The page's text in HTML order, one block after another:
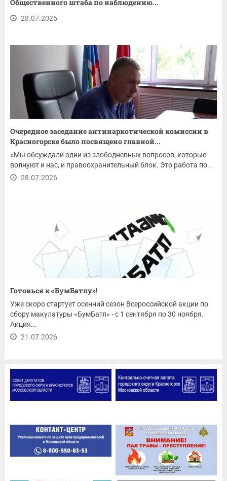
Общественного штаба по наблюдению...
28.07.2026
Очередное заседание антинаркотической комиссии в
Красногорске было посвящено главной...
«Мы обсуждали одни из злободневных вопросов, которые
волнуют и нас, и правоохранительный блок. Это работа по...
28.07.2026
Готовься к «БумБатлу»!
Уже скоро стартует осенний сезон Всероссийской акции по
сбору макулатуры «БумБатл» - с 1 сентября по 30 ноября.
Акция...
21.07.2026